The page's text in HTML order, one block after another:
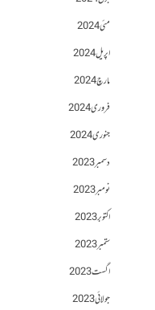
مئی 2024
اپریل 2024
مارچ 2024
فروری 2024
جنوری 2024
دسمبر 2023
نومبر 2023
اکتوبر 2023
ستمبر 2023
اگست 2023
جولائی 2023